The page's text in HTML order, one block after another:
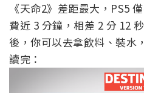
《天命2》差距最大，PS5
費近 3 分鐘，相差 2 分 12
後，你可以去拿飲料、裝水
讀完：